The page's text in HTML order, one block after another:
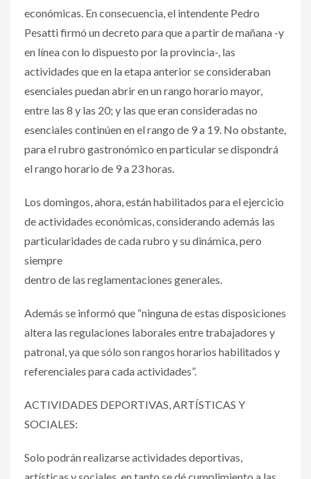
económicas. En consecuencia, el intendente Pedro
Pesatti firmó un decreto para que a partir de mañana -y
en línea con lo dispuesto por la provincia-, las
actividades que en la etapa anterior se consideraban
esenciales puedan abrir en un rango horario mayor,
entre las 8 y las 20; y las que eran consideradas no
esenciales continúen en el rango de 9 a 19. No obstante,
para el rubro gastronómico en particular se dispondrá
el rango horario de 9 a 23 horas.
Los domingos, ahora, están habilitados para el ejercicio
de actividades económicas, considerando además las
particularidades de cada rubro y su dinámica, pero
siempre
dentro de las reglamentaciones generales.
Además se informó que “ninguna de estas disposiciones
altera las regulaciones laborales entre trabajadores y
patronal, ya que sólo son rangos horarios habilitados y
referenciales para cada actividades”.
ACTIVIDADES DEPORTIVAS, ARTÍSTICAS Y
SOCIALES:
Solo podrán realizarse actividades deportivas,